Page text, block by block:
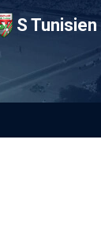
S Tunisien